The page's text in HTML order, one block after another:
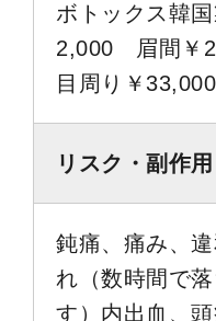
ボトックス韓
2,000 眉間￥
目周り￥33,000
リスク・副作用
鈍痛、痛み、
れ（数時間で
す）内出血、